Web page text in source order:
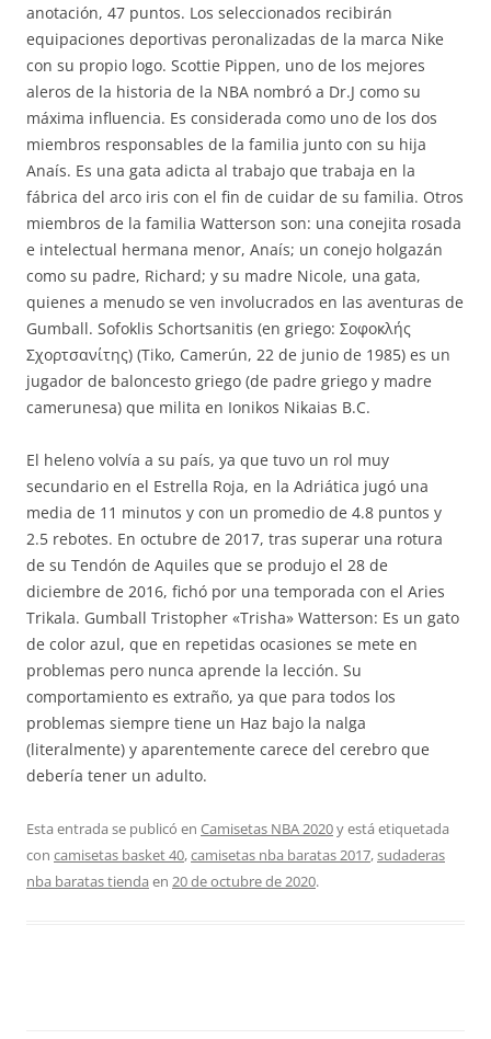
anotación, 47 puntos. Los seleccionados recibirán
equipaciones deportivas peronalizadas de la marca Nike
con su propio logo. Scottie Pippen, uno de los mejores
aleros de la historia de la NBA nombró a Dr.J como su
máxima influencia. Es considerada como uno de los dos
miembros responsables de la familia junto con su hija
Anaís. Es una gata adicta al trabajo que trabaja en la
fábrica del arco iris con el fin de cuidar de su familia. Otros
miembros de la familia Watterson son: una conejita rosada
e intelectual hermana menor, Anaís; un conejo holgazán
como su padre, Richard; y su madre Nicole, una gata,
quienes a menudo se ven involucrados en las aventuras de
Gumball. Sofoklis Schortsanitis (en griego: Σοφοκλής
Σχορτσανίτης) (Tiko, Camerún, 22 de junio de 1985) es un
jugador de baloncesto griego (de padre griego y madre
camerunesa) que milita en Ionikos Nikaias B.C.
El heleno volvía a su país, ya que tuvo un rol muy
secundario en el Estrella Roja, en la Adriática jugó una
media de 11 minutos y con un promedio de 4.8 puntos y
2.5 rebotes. En octubre de 2017, tras superar una rotura
de su Tendón de Aquiles que se produjo el 28 de
diciembre de 2016, fichó por una temporada con el Aries
Trikala. Gumball Tristopher «Trisha» Watterson: Es un gato
de color azul, que en repetidas ocasiones se mete en
problemas pero nunca aprende la lección. Su
comportamiento es extraño, ya que para todos los
problemas siempre tiene un Haz bajo la nalga
(literalmente) y aparentemente carece del cerebro que
debería tener un adulto.
Esta entrada se publicó en Camisetas NBA 2020y está etiquetada
con camisetas basket 40,camisetas nba baratas 2017,sudaderas
nba baratas tienda en 20 de octubre de 2020.